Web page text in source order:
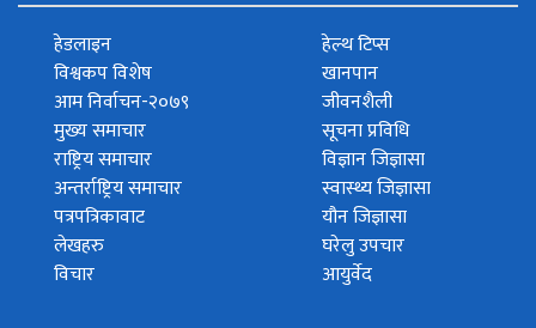
हेडलाइन
विश्वकप विशेष
आम निर्वाचन-२०७९
मुख्य समाचार
राष्ट्रिय समाचार
अन्तर्राष्ट्रिय समाचार
पत्रपत्रिकावाट
लेखहरु
विचार
हेल्थ टिप्स
खानपान
जीवनशैली
सूचना प्रविधि
विज्ञान जिज्ञासा
स्वास्थ्य जिज्ञासा
यौन जिज्ञासा
घरेलु उपचार
आयुर्वेद